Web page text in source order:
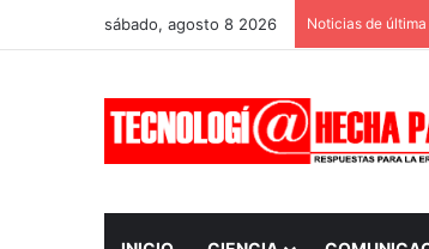
sábado, agosto 8 2026 Noticias de última